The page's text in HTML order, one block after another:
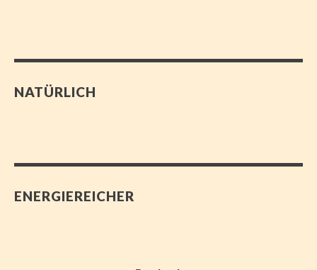
NATÜRLICH
ENERGIEREICHER